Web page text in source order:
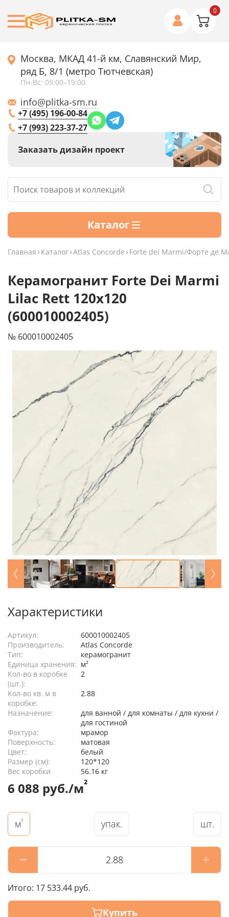
0
Москва, МКАД 41-й км, Славянский Мир,
ряд Б, 8/1 (метро Тютчевская)
Пн-Вс: 09:00–19:00
info@plitka-sm.ru
+7 (495) 196-00-84
+7 (993) 223-37-27
Заказать дизайн проект
Каталог
Главная Каталог Atlas Concorde Forte dei Marmi/Форте де
Керамогранит Forte Dei Marmi
Lilac Rett 120x120
(600010002405)
№ 600010002405
Характеристики
Артикул:
600010002405
Производитель:
Atlas Concorde
Тип:
керамогранит
Единица хранения: м²
Кол-во в коробке
(шт.):
2
Кол-во кв. м в
коробке:
2.88
Назначение:
для ванной / для комнаты / для кухни /
для гостиной
Фактура:
мрамор
Поверхность:
матовая
Цвет:
белый
Размер (см):
120*120
Вес коробки
56.16 кг
6 088 руб./м²
м² упак. шт.
Итого: 17 533.44 руб.
Купить